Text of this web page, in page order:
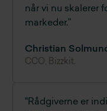
når vi nu skalerer
markeder.”
Christian
CCO, Bizzkit.
"Rådgiverne er